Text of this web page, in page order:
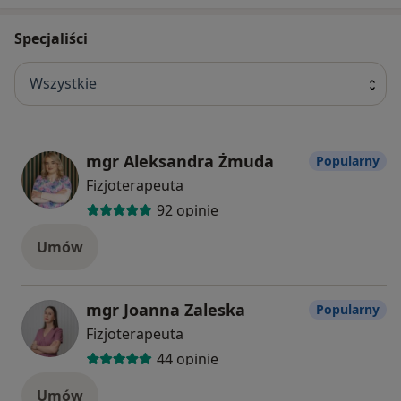
Specjaliści
Wszystkie
mgr Aleksandra Żmuda
Fizjoterapeuta
92 opinie
Popularny
Umów
mgr Joanna Zaleska
Fizjoterapeuta
44 opinie
Popularny
Umów